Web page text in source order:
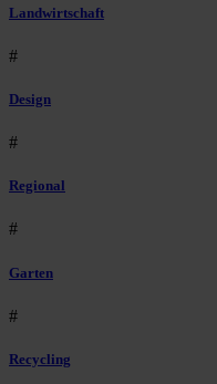
Landwirtschaft
#
Design
#
Regional
#
Garten
#
Recycling